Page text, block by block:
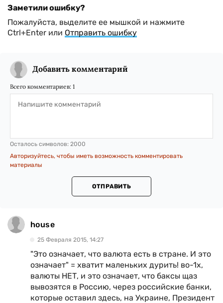
Заметили ошибку?
Пожалуйста, выделите ее мышкой и нажмите
Ctrl+Enter или Отправить ошибку
Добавить комментарий
Всего комментариев: 1
Осталось символов: 2000
Авторизуйтесь, чтобы иметь возможность комментировать
материалы
ОТПРАВИТЬ
house
25 Февраля 2015, 14:27
"Это означает, что валюта есть в стране. И это
означает" = хватит маленьких дурить! во-1х,
валюты НЕТ, и это означает, что баксы щаз
вывозятся в Россию, через российские банки,
которые оставил здесь, на Украине, Президент